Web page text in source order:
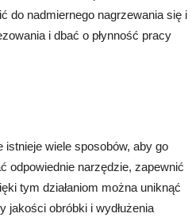
do nadmiernego nagrzewania się i
i dbać o płynność pracy
wiele sposobów, aby go
odpowiednie narzędzie, zapewnić
tym działaniom można uniknąć
jakości obróbki i wydłużenia